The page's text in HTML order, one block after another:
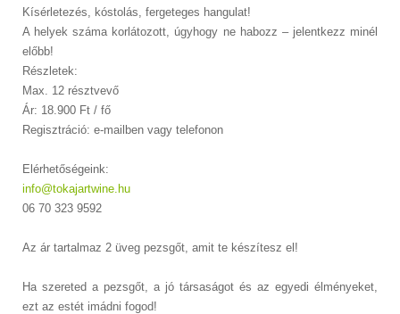
Kísérletezés, kóstolás, fergeteges hangulat!
A helyek száma korlátozott, úgyhogy ne habozz – jelentkezz minél
előbb!
Részletek:
Max. 12 résztvevő
Ár: 18.900 Ft / fő
Regisztráció: e-mailben vagy telefonon
Elérhetőségeink:
info@tokajartwine.hu
06 70 323 9592
Az ár tartalmaz 2 üveg pezsgőt, amit te készítesz el!
Ha szereted a pezsgőt, a jó társaságot és az egyedi élményeket,
ezt az estét imádni fogod!